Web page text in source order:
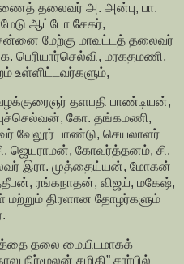
தலைவர் அ. அன்பு, பா.
ஆட்டோ சேகர்,
மேற்கு மாவட்டத் தலைவர்
பெரியார்செல்வி, மரகதமணி,
உள்ளிட்டவர்களும்,
தளபதி பாண்டியன்,
கோ. தங்கமணி,
வேலூர் பாண்டு, செயலாளர்
ஜெயராமன், கோவர்த்தனம், சி.
இரா. முத்தைய்யன், மோகன்
ரங்கநாதன், விஜய், மகேஷ்,
திரளான தோழர்களும்
தலை மையிடமாகக்
நிர்மூலன் சமிதி” சார்பில்